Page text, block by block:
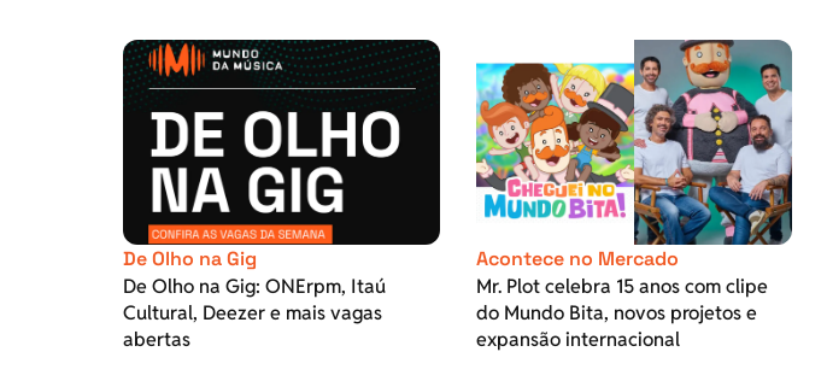
De Olho na Gig
De Olho na Gig: ONErpm, Itaú
Cultural, Deezer e mais vagas
abertas
Acontece no Mercado
Mr. Plot celebra 15 anos com clipe
do Mundo Bita, novos projetos e
expansão internacional